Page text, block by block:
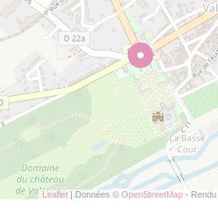
Leaflet | Données © OpenStreetMap - Rendu